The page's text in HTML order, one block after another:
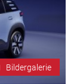
Bildergalerie